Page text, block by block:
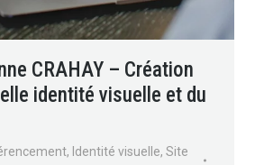
CRAHAY – Création
identité visuelle et du
, Identité visuelle,Site